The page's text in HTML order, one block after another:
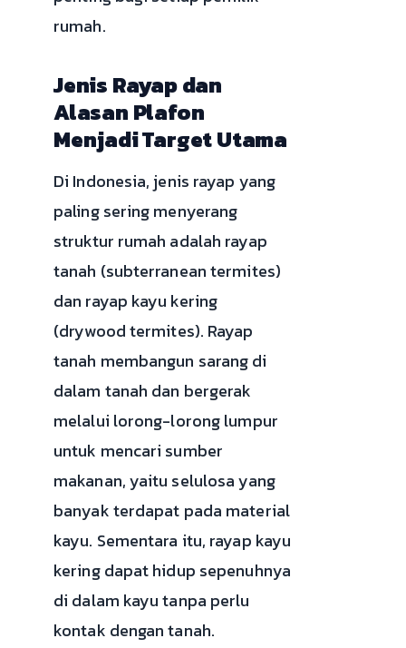
rumah.
Jenis Rayap dan
Alasan Plafon
Menjadi Target Utama
Di Indonesia, jenis rayap yang
paling sering menyerang
struktur rumah adalah rayap
tanah (subterranean termites)
dan rayap kayu kering
(drywood termites). Rayap
tanah membangun sarang di
dalam tanah dan bergerak
melalui lorong-lorong lumpur
untuk mencari sumber
makanan, yaitu selulosa yang
banyak terdapat pada material
kayu. Sementara itu, rayap kayu
kering dapat hidup sepenuhnya
di dalam kayu tanpa perlu
kontak dengan tanah.